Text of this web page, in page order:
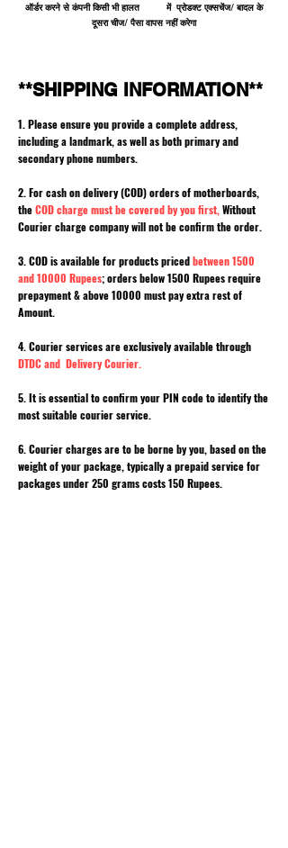
ऑर्डर करने से कंपनी किसी भी हालत में प्रोडक्ट एक्सचेंज/ बादल के
दूसरा चीज/ पैसा वापस नहीं करेगा
**SHIPPING INFORMATION**
1. Please ensure you provide a complete address,
including a landmark, as well as both primary and
secondary phone numbers.
2. For cash on delivery (COD) orders of motherboards,
theCOD charge must be covered by you first, Without
Courier charge company will not be confirm the order.
3. COD is available for products pricedbetween 1500
and 10000 Rupees; orders below 1500 Rupees require
prepayment & above 10000 must pay extra rest of
Amount.
4. Courier services are exclusively available through
DTDC and Delivery Courier.
5. It is essential to confirm your PIN code to identify the
most suitable courier service.
6. Courier charges are to be borne by you, based on the
weight of your package, typically a prepaid service for
packages under 250 grams costs 150 Rupees.